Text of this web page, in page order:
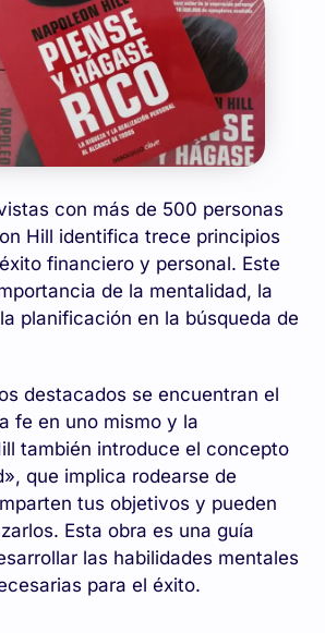
con más de 500 personas
Hill identifica trece principios
financiero y personal. Este
de la mentalidad, la
planificación en la búsqueda de
destacados se encuentran el
fe en uno mismo y la
también introduce el concepto
que implica rodearse de
tus objetivos y pueden
Esta obra es una guía
las habilidades mentales
para el éxito.